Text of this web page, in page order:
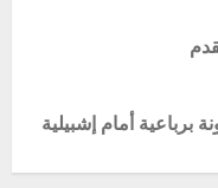
أمام إشبيلية